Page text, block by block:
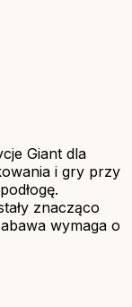
Giant dla
i gry przy
znacząco
wymaga o